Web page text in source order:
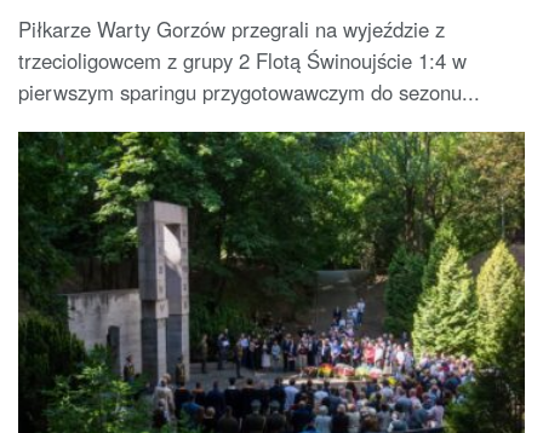
Piłkarze Warty Gorzów przegrali na wyjeździe z
trzecioligowcem z grupy 2 Flotą Świnoujście 1:4 w
pierwszym sparingu przygotowawczym do sezonu...